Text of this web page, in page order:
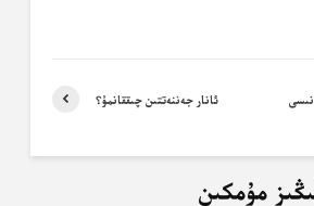
ئانار جەننەتتىن چىققانمۇ؟
مۇمكىن